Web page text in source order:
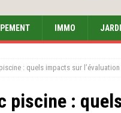
IMMO
: quels impacts sur
piscine :